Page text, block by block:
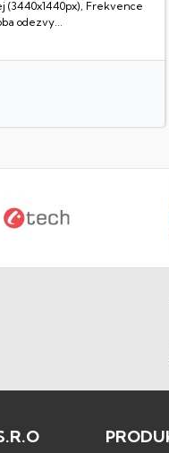
náhled
(3440x1440px), Frekvence
odezvy...